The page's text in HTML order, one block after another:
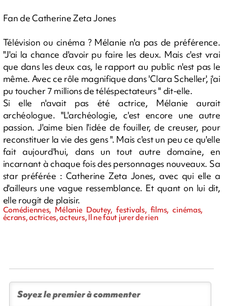
Fan de Catherine Zeta Jones
Télévision ou cinéma ? Mélanie n'a pas de préférence.
"J'ai la chance d'avoir pu faire les deux. Mais c'est vrai
que dans les deux cas, le rapport au public n'est pas le
même. Avec ce rôle magnifique dans 'Clara Scheller', j'ai
pu toucher 7 millions de téléspectateurs " dit-elle.
Si elle n'avait pas été actrice, Mélanie aurait
archéologue. "L'archéologie, c'est encore une autre
passion. J'aime bien l'idée de fouiller, de creuser, pour
reconstituer la vie des gens ". Mais c'est un peu ce qu'elle
fait aujourd'hui, dans un tout autre domaine, en
incarnant à chaque fois des personnages nouveaux. Sa
star préférée : Catherine Zeta Jones, avec qui elle a
d'ailleurs une vague ressemblance. Et quant on lui dit,
elle rougit de plaisir.
Comédiennes, Mélanie Doutey, festivals, films, cinémas,
écrans, actrices, acteurs, Il ne faut jurer de rien